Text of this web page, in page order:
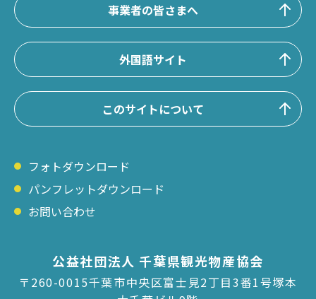
事業者の皆さまへ
外国語サイト
このサイトについて
フォトダウンロード
パンフレットダウンロード
お問い合わせ
公益社団法人 千葉県観光物産協会
〒260-0015千葉市中央区富士見2丁目3番1号塚本